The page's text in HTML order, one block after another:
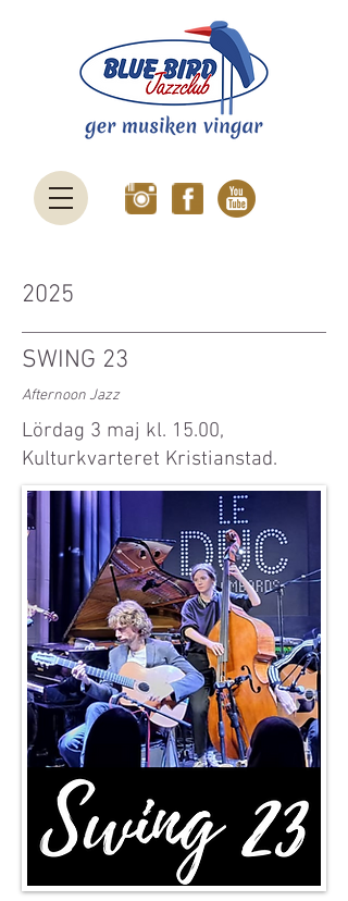
2025
SWING 23
Afternoon Jazz
Lördag 3 maj kl. 15.00,
Kulturkvarteret Kristianstad.